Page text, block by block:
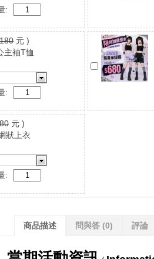
:
元 )
主袖T恤
:
元 )
狀上衣
:
商品描述 問與答 (0) 評論